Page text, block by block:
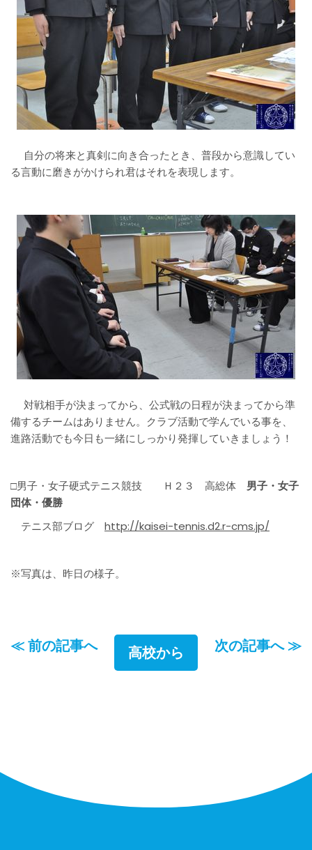
自分の将来と真剣に向き合ったとき、普段から意識してい
る言動に磨きがかけられ君はそれを表現します。
対戦相手が決まってから、公式戦の日程が決まってから準
備するチームはありません。クラブ活動で学んでいる事を、
進路活動でも今日も一緒にしっかり発揮していきましょう！
□男子・女子硬式テニス競技 Ｈ２３ 高総体 男子・女子
団体・優勝
テニス部ブログ http://kaisei-tennis.d2.r-cms.jp/
※写真は、昨日の様子。
≪ 前の記事へ 高校から 次の記事へ ≫